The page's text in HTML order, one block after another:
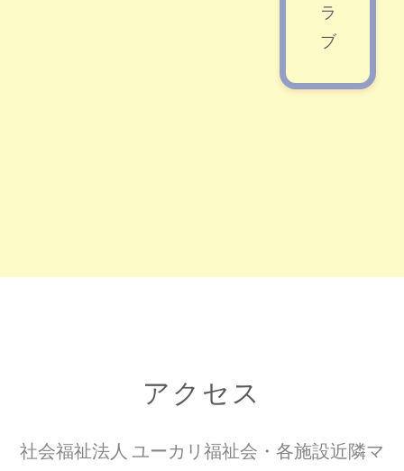
ラ
ブ
アクセス
社会福祉法人 ユーカリ福祉会・各施設近隣マ